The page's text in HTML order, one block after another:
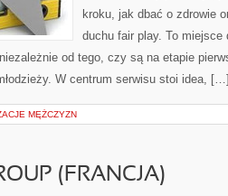
kroku, jak dbać o zdrowie
duchu fair play. To
od tego, czy są na etapie
W centrum serwisu stoi idea,
MĘŻCZYZN
(FRANCJA)